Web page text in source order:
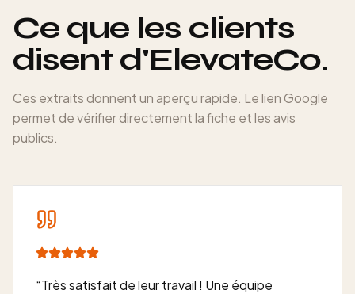
Ce que les clients
disent d'ElevateCo.
Ces extraits donnent un aperçu rapide. Le lien Google
permet de vérifier directement la fiche et les avis
publics.
“Très satisfait de leur travail ! Une équipe